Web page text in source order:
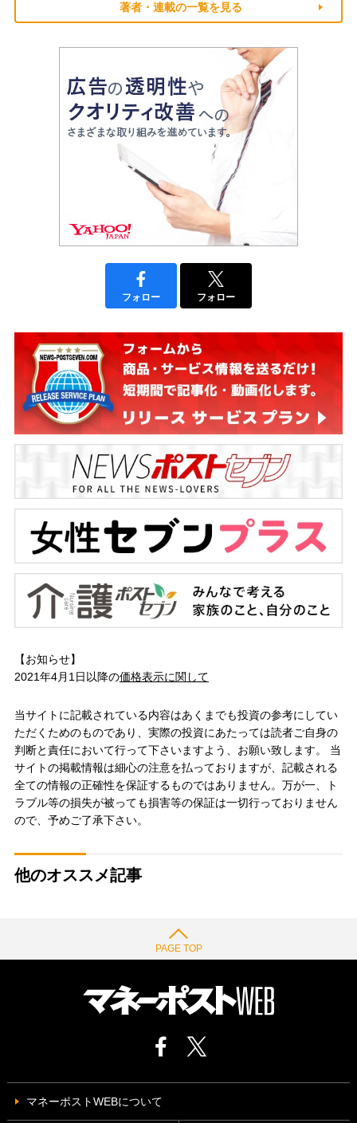
著者・連載の一覧を見る
フォロー フォロー
【お知らせ】
2021年4月1日以降の価格表示に関して
当サイトに記載されている内容はあくまでも投資の参考にしてい
ただくためのものであり、実際の投資にあたっては読者ご自身の
判断と責任において行って下さいますよう、お願い致します。 当
サイトの掲載情報は細心の注意を払っておりますが、記載される
全ての情報の正確性を保証するものではありません。万が一、ト
ラブル等の損失が被っても損害等の保証は一切行っておりません
ので、予めご了承下さい。
他のオススメ記事
PAGE TOP
マネーポストWEBについて